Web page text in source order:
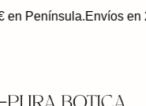
Península.Envíos en